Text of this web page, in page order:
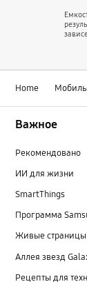
Home
Важное
Рекомендовано
ИИ для жизни
SmartThings
Программа
Живые страницы
Аллея звезд
Рецепты для